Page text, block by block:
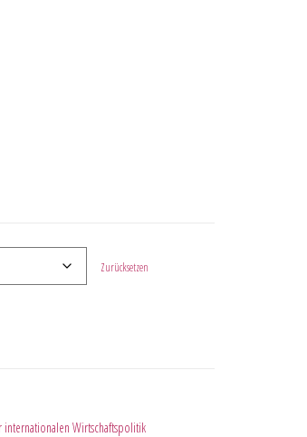
Zurücksetzen
internationalen Wirtschaftspolitik